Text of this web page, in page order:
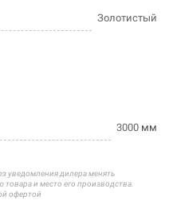
Золотистый
3000 мм
уведомления дилера менять
товара и место его производства.
офертой